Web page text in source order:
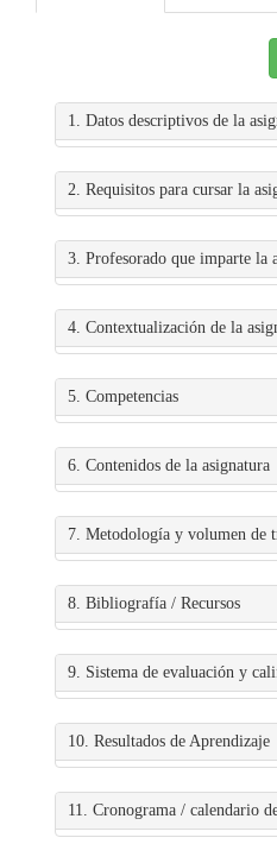
1. Datos descriptivos de la
2. Requisitos para cursar la
3. Profesorado que imparte la
4. Contextualización de la
5. Competencias
6. Contenidos de la asignatura
7. Metodología y volumen de
8. Bibliografía / Recursos
9. Sistema de evaluación y
10. Resultados de Aprendizaje
11. Cronograma / calendario